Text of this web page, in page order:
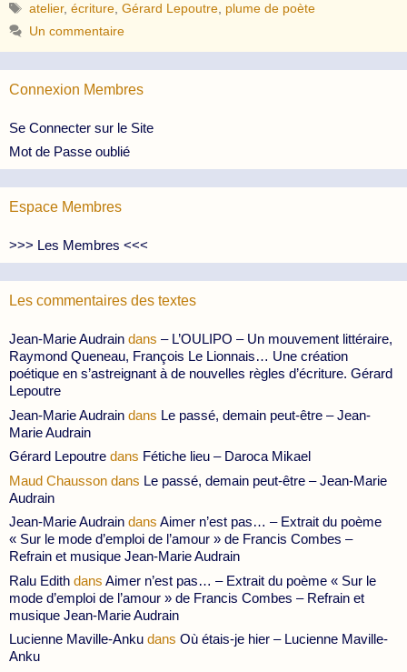
Étiquettes
atelier,écriture ,Gérard Lepoutre plume de poète
Un commentaire
Connexion Membres
Se Connecter sur le Site
Mot de Passe oublié
Espace Membres
>>> Les Membres <<<
Les commentaires des textes
Jean-Marie Audrain dans – L’OULIPO – Un mouvement littéraire,
Raymond Queneau, François Le Lionnais… Une création
poétique en s’astreignant à de nouvelles règles d’écriture. Gérard
Lepoutre
Jean-Marie Audrain dans Le passé, demain peut-être – Jean-
Marie Audrain
Gérard Lepoutre dans Fétiche lieu – Daroca Mikael
Maud Chausson dans Le passé, demain peut-être – Jean-Marie
Audrain
Jean-Marie Audrain dans Aimer n’est pas… – Extrait du poème
« Sur le mode d’emploi de l’amour » de Francis Combes –
Refrain et musique Jean-Marie Audrain
Ralu Edith dans Aimer n’est pas… – Extrait du poème « Sur le
mode d’emploi de l’amour » de Francis Combes – Refrain et
musique Jean-Marie Audrain
Lucienne Maville-Anku dans Où étais-je hier – Lucienne Maville-
Anku